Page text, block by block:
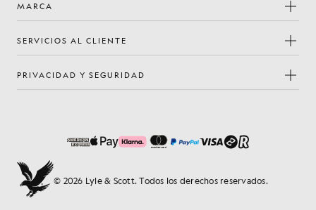
MARCA
SERVICIOS AL CLIENTE
PRIVACIDAD Y SEGURIDAD
© 2026 Lyle & Scott. Todos los derechos reservados.